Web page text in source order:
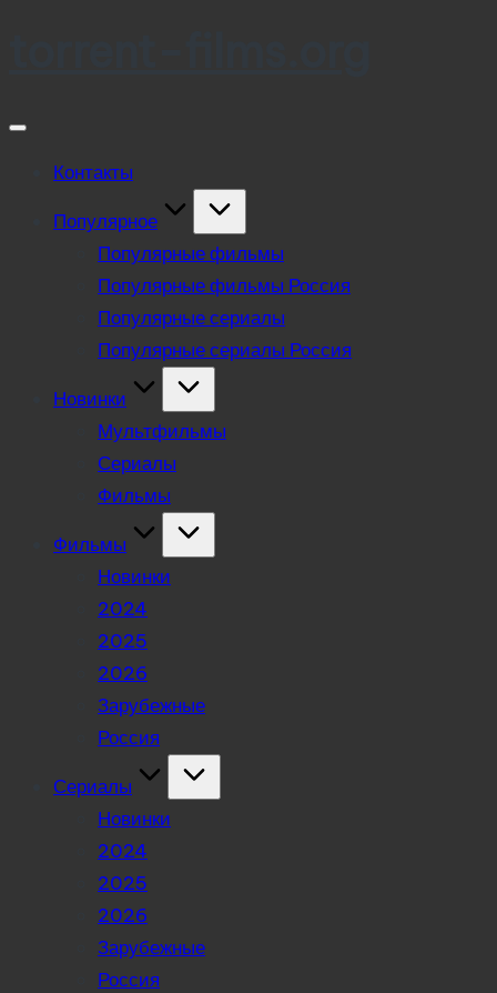
Контакты
Популярное
Популярные фильмы
Популярные фильмы Россия
Популярные сериалы
Популярные сериалы Россия
Новинки
Мультфильмы
Сериалы
Фильмы
Фильмы
Новинки
2024
2025
2026
Зарубежные
Россия
Сериалы
Новинки
2024
2025
2026
Зарубежные
Россия